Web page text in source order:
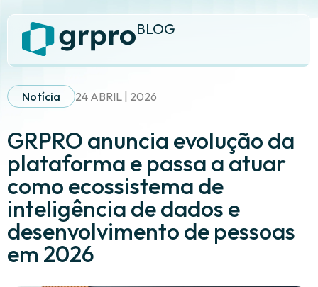
BLOG
Notícia 24 ABRIL | 2026
GRPRO anuncia evolução da
plataforma e passa a atuar
como ecossistema de
inteligência de dados e
desenvolvimento de pessoas
em 2026